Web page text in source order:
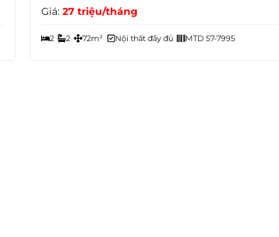
Giá:27 triệu/tháng
2 2 72m² Nội thất đầy đủ MTD 57-7995